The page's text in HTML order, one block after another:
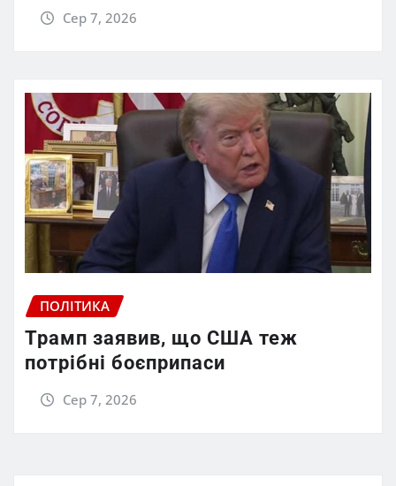
Сер 7, 2026
ПОЛІТИКА
Трамп заявив, що США теж
потрібні боєприпаси
Сер 7, 2026